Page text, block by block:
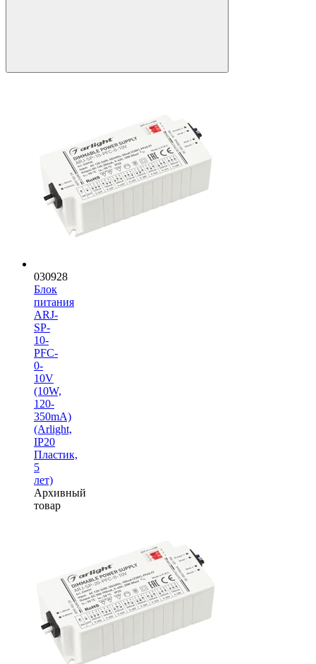
030928
Блок
питания
ARJ-
SP-
10-
PFC-
0-
10V
(10W,
120-
350mA)
(Arlight,
IP20
Пластик,
5
лет)
Архивный
товар